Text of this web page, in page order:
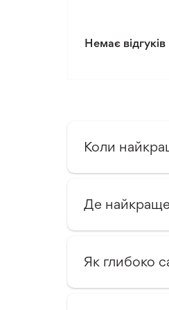
Немає
Коли
Де найкраще
Як глибоко